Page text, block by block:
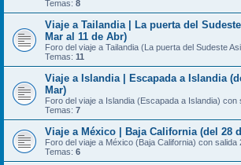
Temas: 8
Viaje a Tailandia | La puerta del
Mar al 11 de Abr)
Foro del viaje a Tailandia (La puerta del Sudeste
Temas: 11
Viaje a Islandia | Escapada a Islandia
Mar)
Foro del viaje a Islandia (Escapada a Islandia) con
Temas: 7
Viaje a México | Baja California (del 28
Foro del viaje a México (Baja California) con salida
Temas: 6